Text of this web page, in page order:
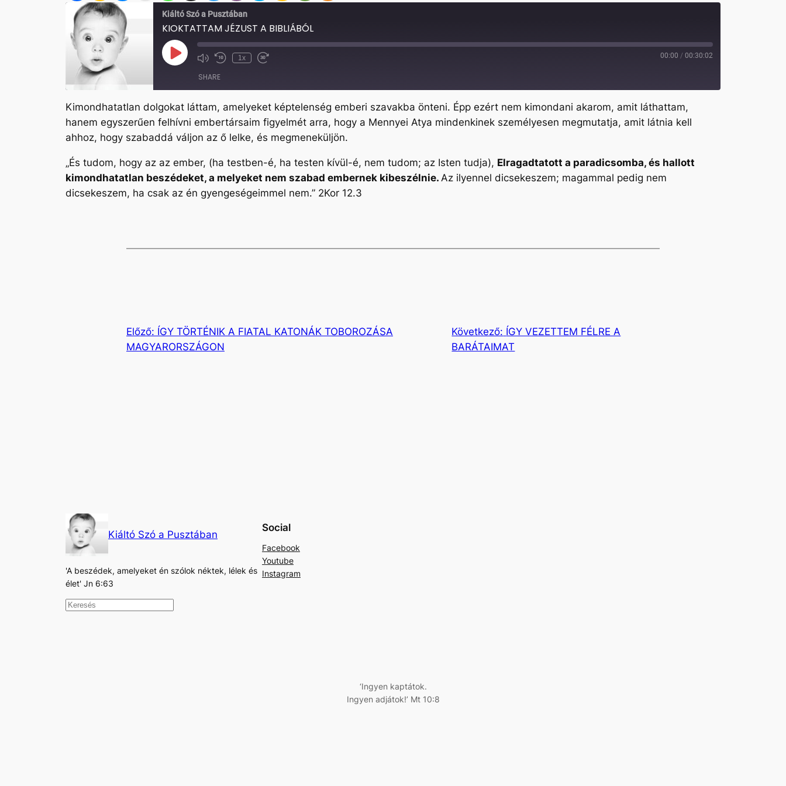
Kiáltó Szó a Pusztában
KIOKTATTAM JÉZUST A BIBLIÁBÓL
Play
Episode Mute/Unmute
Rewind
1x
Fast
00:00 / 00:30:02
SHARE
SHARE
LINK
EMBED
Kimondhatatlan dolgokat láttam, amelyeket képtelenség emberi szavakba önteni. Épp ezért nem kimondani akarom, amit láthattam,
hanem egyszerűen felhívni embertársaim figyelmét arra, hogy a Mennyei Atya mindenkinek személyesen megmutatja, amit látnia kell
ahhoz, hogy szabaddá váljon az ő lelke, és megmeneküljön.
„És tudom, hogy az az ember, (ha testben-é, ha testen kívül-é, nem tudom; az Isten tudja), Elragadtatott a paradicsomba, és hallott
kimondhatatlan beszédeket, a melyeket nem szabad embernek kibeszélnie. Az ilyennel dicsekeszem; magammal pedig nem
dicsekeszem, ha csak az én gyengeségeimmel nem.” 2Kor 12.3
Előző: ÍGY TÖRTÉNIK A FIATAL KATONÁK TOBOROZÁSA
MAGYARORSZÁGON
Következő: ÍGY VEZETTEM FÉLRE A
BARÁTAIMAT
Kiáltó Szó a Pusztában
'A beszédek, amelyeket én szólok néktek, lélek és
élet' Jn 6:63
K
Social
Facebook
Youtube
Instagram
‘Ingyen kaptátok.
Ingyen adjátok!’ Mt 10:8